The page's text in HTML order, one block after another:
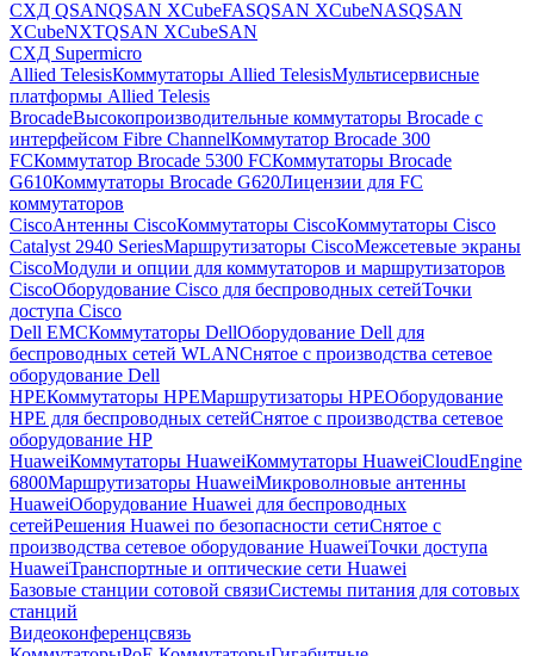
СХД QSANQSAN XCubeFASQSAN XCubeNASQSAN
XCubeNXTQSAN XCubeSAN
СХД Supermicro
Allied TelesisКоммутаторы Allied TelesisМультисервисные
платформы Allied Telesis
BrocadeВысокопроизводительные коммутаторы Brocade с
интерфейсом Fibre ChannelКоммутатор Brocade 300
FCКоммутатор Brocade 5300 FCКоммутаторы Brocade
G610Коммутаторы Brocade G620Лицензии для FC
коммутаторов
CiscoАнтенны CiscoКоммутаторы CiscoКоммутаторы Cisco
Catalyst 2940 SeriesМаршрутизаторы CiscoМежсетевые экраны
CiscoМодули и опции для коммутаторов и маршрутизаторов
CiscoОборудование Cisco для беспроводных сетейТочки
доступа Cisco
Dell EMCКоммутаторы DellОборудование Dell для
беспроводных сетей WLANСнятое с производства сетевое
оборудование Dell
HPEКоммутаторы HPEМаршрутизаторы HPEОборудование
HPE для беспроводных сетейСнятое с производства сетевое
оборудование HP
HuaweiКоммутаторы HuaweiКоммутаторы HuaweiCloudEngine
6800Маршрутизаторы HuaweiМикроволновые антенны
HuaweiОборудование Huawei для беспроводных
сетейРешения Huawei по безопасности сетиСнятое с
производства сетевое оборудование HuaweiТочки доступа
HuaweiТранспортные и оптические сети Huawei
Базовые станции сотовой связиСистемы питания для сотовых
станций
Видеоконференцсвязь